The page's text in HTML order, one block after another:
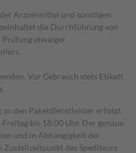
Arzneimittel und sonstigen
die Durchführung von
Prüfung etwaiger
Vor Gebrauch stets Etikett
an den Paketdienstleister erfolgt
bis 18:00 Uhr. Der genaue
und in Abhängigkeit der
des Spediteurs